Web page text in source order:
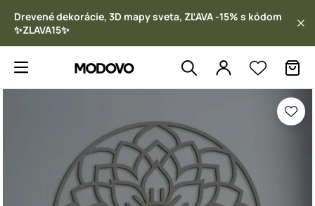
Drevené dekorácie, 3D mapy sveta, ZĽAVA -15% s kódom
✨ZLAVA15✨